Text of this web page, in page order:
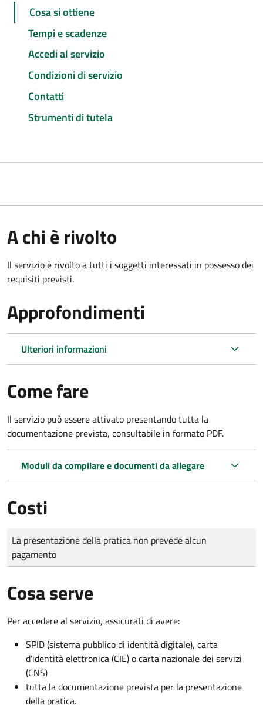
Cosa si ottiene
Tempi e scadenze
Accedi al servizio
Condizioni di servizio
Contatti
Strumenti di tutela
A chi è rivolto
Il servizio è rivolto a tutti i soggetti interessati in possesso dei
requisiti previsti.
Approfondimenti
Ulteriori informazioni
Come fare
Il servizio può essere attivato presentando tutta la
documentazione prevista, consultabile in formato PDF.
Moduli da compilare e documenti da allegare
Costi
Tipo di pagamento
Importo
La presentazione della pratica non prevede alcun
pagamento
Cosa serve
Per accedere al servizio, assicurati di avere:
SPID (sistema pubblico di identità digitale), carta
d’identità elettronica (CIE) o carta nazionale dei servizi
(CNS)
tutta la documentazione prevista per la presentazione
della pratica.